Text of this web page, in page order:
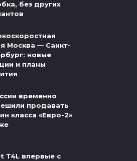
без других
Москва — Санкт-
новые
и планы
временно
продавать
класса «Евро-2»
T4L впервые с